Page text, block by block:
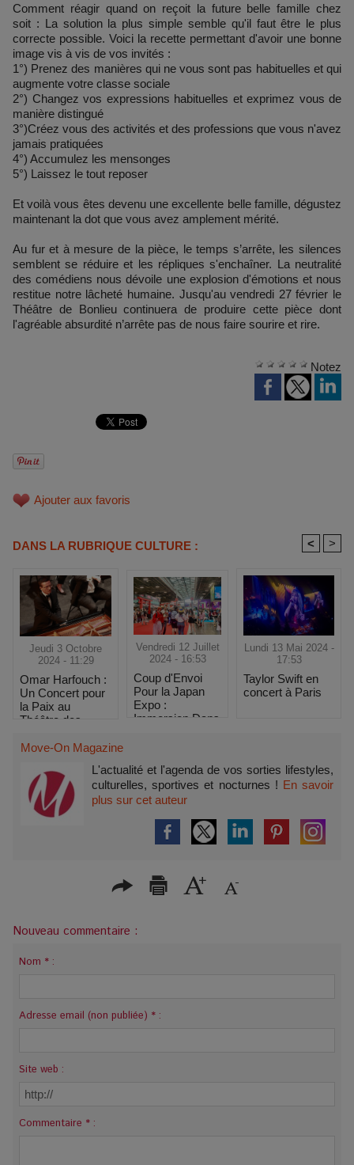
Comment réagir quand on reçoit la future belle famille chez
soit : La solution la plus simple semble qu'il faut être le plus
correcte possible. Voici la recette permettant d'avoir une bonne
image vis à vis de vos invités :
1°) Prenez des manières qui ne vous sont pas habituelles et qui
augmente votre classe sociale
2°) Changez vos expressions habituelles et exprimez vous de
manière distingué
3°)Créez vous des activités et des professions que vous n'avez
jamais pratiquées
4°) Accumulez les mensonges
5°) Laissez le tout reposer
Et voilà vous êtes devenu une excellente belle famille, dégustez
maintenant la dot que vous avez amplement mérité.
Au fur et à mesure de la pièce, le temps s’arrête, les silences
semblent se réduire et les répliques s'enchaîner. La neutralité
des comédiens nous dévoile une explosion d'émotions et nous
restitue notre lâcheté humaine. Jusqu'au vendredi 27 février le
Théâtre de Bonlieu continuera de produire cette pièce dont
l'agréable absurdité n’arrête pas de nous faire sourire et rire.
Notez
Ajouter aux favoris
DANS LA RUBRIQUE CULTURE : < >
Jeudi 3 Octobre
2024 - 11:29
Omar Harfouch :
Un Concert pour
la Paix au
Théâtre des
Vendredi 12 Juillet
2024 - 16:53
Coup d'Envoi
Pour la Japan
Expo :
Immersion Dans
Lundi 13 Mai 2024 -
17:53
Taylor Swift en
concert à Paris
Move-On Magazine
L'actualité et l'agenda de vos sorties lifestyles,
culturelles, sportives et nocturnes ! En savoir
plus sur cet auteur
Nouveau commentaire :
Nom * :
Adresse email (non publiée) * :
Site web :
Commentaire * :